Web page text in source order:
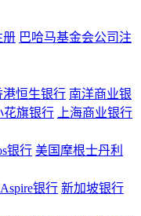
册 巴哈马基金会公司注
港恒生银行 南洋商业银
花旗银行
上海商业银行
银行 美国摩根士丹利
银行 新加坡银行